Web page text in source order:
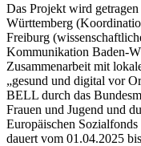
Das Projekt wird
Württemberg
Freiburg
Kommunikation Baden-
Zusammenarbeit mit
„gesund und digital vor
BELL durch das
Frauen und Jugend und
Europäischen
dauert vom 01.04.2025